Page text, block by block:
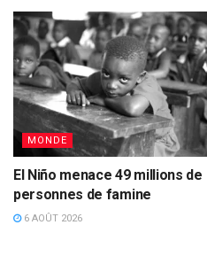
MONDE
El Niño menace 49 millions de
personnes de famine
6 AOÛT 2026